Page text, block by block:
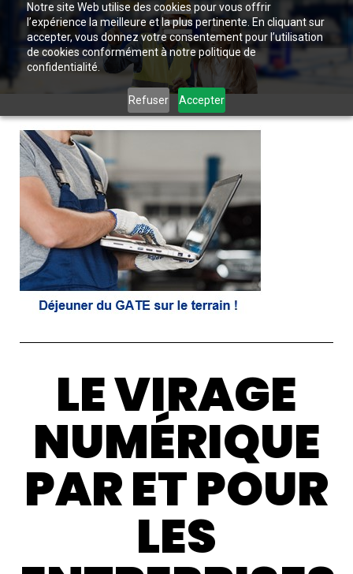
Notre site Web utilise des cookies pour vous offrir
l’expérience la meilleure et la plus pertinente. En cliquant sur
accepter, vous donnez votre consentement pour l’utilisation
de cookies conformément à notre politique de
confidentialité.
Refuser Accepter
LE VIRAGE
NUMÉRIQUE
PAR ET POUR
LES